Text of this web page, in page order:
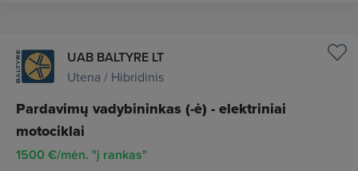
UAB BALTYRE LT
Utena / Hibridinis
Pardavimų vadybininkas (-ė) - elektriniai
motociklai
1500 €/mėn. "į rankas"